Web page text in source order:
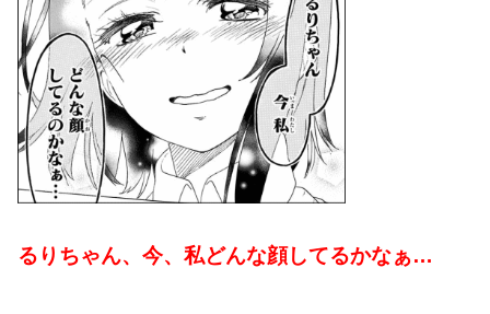
るりちゃん、今、私どんな顔してるかなぁ…